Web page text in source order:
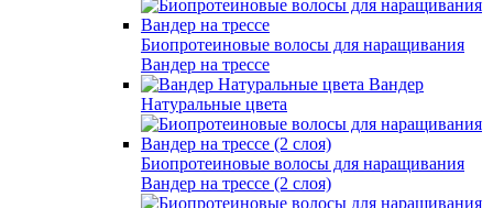
Биопротеиновые волосы для наращивания
Вандер на трессе
Вандер
Натуральные цвета
Биопротеиновые волосы для наращивания
Вандер на трессе (2 слоя)